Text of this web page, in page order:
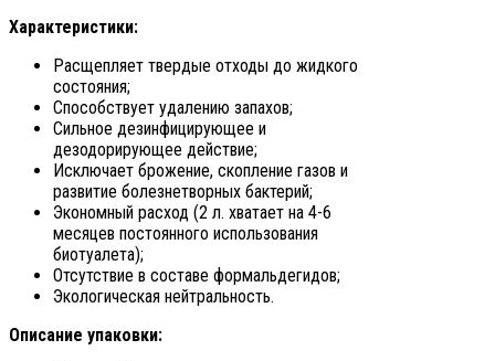
Характеристики:
Расщепляет твердые отходы до жидкого
состояния;
Способствует удалению запахов;
Сильное дезинфицирующее и
дезодорирующее действие;
Исключает брожение, скопление газов и
развитие болезнетворных бактерий;
Экономный расход (2 л. хватает на 4-6
месяцев постоянного использования
биотуалета);
Отсутствие в составе формальдегидов;
Экологическая нейтральность.
Описание упаковки: